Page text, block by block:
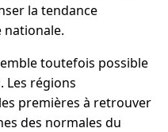
la tendance
nationale.
toutefois possible
Les régions
premières à retrouver
des normales du